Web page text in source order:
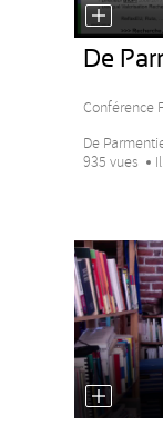
De
Conférence
De
935 vues